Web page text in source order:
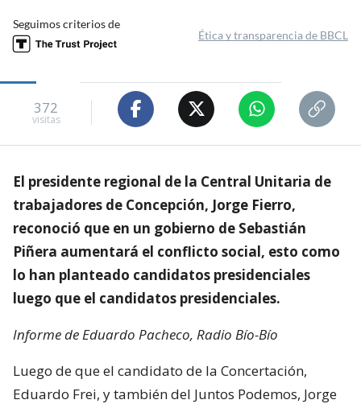
Seguimos criterios de
Ética y transparencia de BBCL
372
visitas
El presidente regional de la Central Unitaria de
trabajadores de Concepción, Jorge Fierro,
reconoció que en un gobierno de Sebastián
Piñera aumentará el conflicto social, esto como
lo han planteado candidatos presidenciales
luego que el candidatos presidenciales.
Informe de Eduardo Pacheco, Radio Bío-Bío
Luego de que el candidato de la Concertación,
Eduardo Frei, y también del Juntos Podemos, Jorge